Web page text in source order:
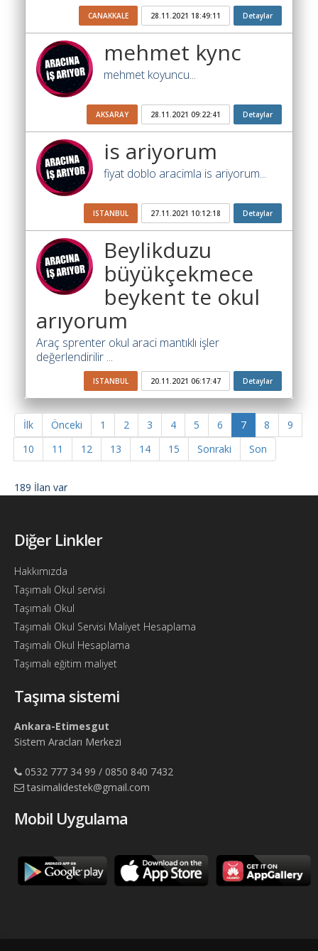
Ajandam
Hakkımızda
CANAKKALE 28.11.2021 18:49:11 Detaylar
mehmet kync
mehmet koyuncu...
AKSARAY 28.11.2021 09:22:41 Detaylar
is ariyorum
fiyat doblo aracimla is ariyorum...
ISTANBUL 27.11.2021 10:12:18 Detaylar
Beylikduzu
büyükçekmece
beykent te okul
arıyorum
Araç sprenter okul araci mantıklı işler
değerlendirilir ...
ISTANBUL 20.11.2021 06:17:47 Detaylar
İlk Önceki 1 2 3 4 5 6 7 8
9
10
11 12 13 14 15 Sonraki Son
189 İlan var
Diğer Linkler
Hakkımızda
Taşımalı Okul servisi
Taşımalı Okul
Taşımalı Okul Servisi Maliyet Hesaplama
Taşımalı Okul Hesaplama
Taşımalı eğitim maliyet
Taşıma sistemi
Ankara-Etimesgut
Sistem Aracları Merkezi
0532 777 34 99 / 0850 840 7432
tasimalidestek@gmail.com
Mobil Uygulama